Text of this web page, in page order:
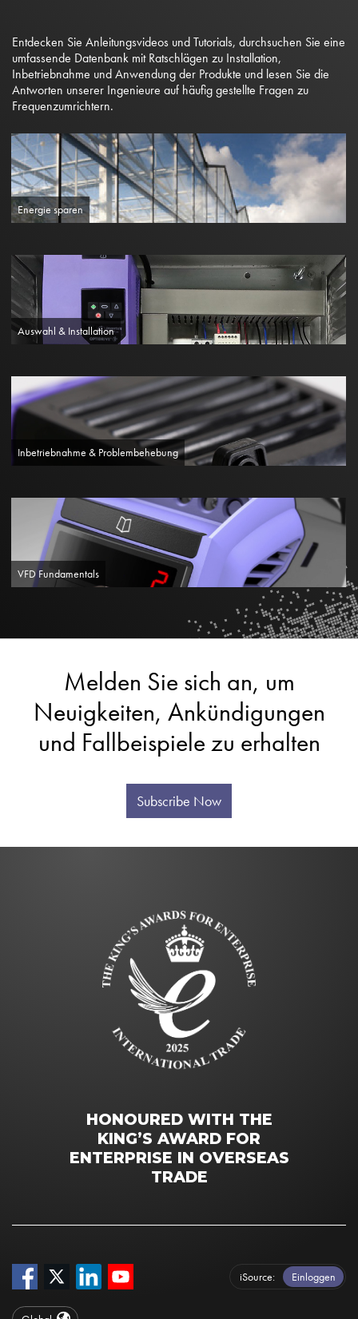
Entdecken Sie Anleitungsvideos und Tutorials, durchsuchen Sie eine
umfassende Datenbank mit Ratschlägen zu Installation,
Inbetriebnahme und Anwendung der Produkte und lesen Sie die
Antworten unserer Ingenieure auf häufig gestellte Fragen zu
Frequenzumrichtern.
Energie sparen
Auswahl & Installation
Inbetriebnahme & Problembehebung
VFD Fundamentals
Melden Sie sich an, um
Neuigkeiten, Ankündigungen
und Fallbeispiele zu erhalten
Subscribe Now
HONOURED WITH THE
KING’S AWARD FOR
ENTERPRISE IN OVERSEAS
TRADE
iSource Einloggen